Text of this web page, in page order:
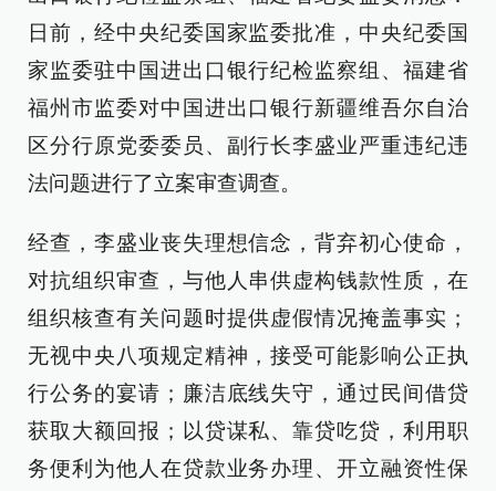
日前，经中央纪委国家监委批准，中央纪委国
家监委驻中国进出口银行纪检监察组、福建省
福州市监委对中国进出口银行新疆维吾尔自治
区分行原党委委员、副行长李盛业严重违纪违
法问题进行了立案审查调查。
经查，李盛业丧失理想信念，背弃初心使命，
对抗组织审查，与他人串供虚构钱款性质，在
组织核查有关问题时提供虚假情况掩盖事实；
无视中央八项规定精神，接受可能影响公正执
行公务的宴请；廉洁底线失守，通过民间借贷
获取大额回报；以贷谋私、靠贷吃贷，利用职
务便利为他人在贷款业务办理、开立融资性保